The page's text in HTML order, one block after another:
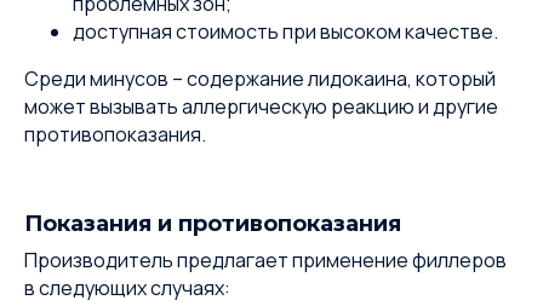
доступная стоимость при высоком качестве.
Среди минусов – содержание лидокаина, который
может вызывать аллергическую реакцию и другие
противопоказания.
Показания и противопоказания
Производитель предлагает применение филлеров
в следующих случаях: